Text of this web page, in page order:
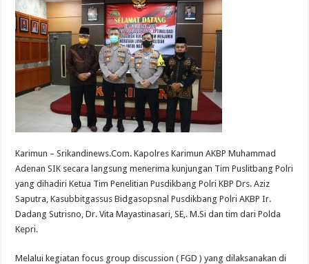
Karimun – Srikandinews.Com. Kapolres Karimun AKBP Muhammad
Adenan SIK secara langsung menerima kunjungan Tim Puslitbang Polri
yang dihadiri Ketua Tim Penelitian Pusdikbang Polri KBP Drs. Aziz
Saputra, Kasubbitgassus Bidgasopsnal Pusdikbang Polri AKBP Ir.
Dadang Sutrisno, Dr. Vita Mayastinasari, SE,. M.Si dan tim dari Polda
Kepri.
Melalui kegiatan focus group discussion ( FGD ) yang dilaksanakan di